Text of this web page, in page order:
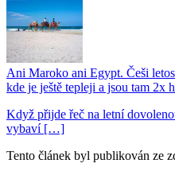
Ani Maroko ani Egypt. Češi
kde je ještě tepleji a jsou tam 2x
Když přijde řeč na letní
vybaví […]
Tento článek byl publikován ze